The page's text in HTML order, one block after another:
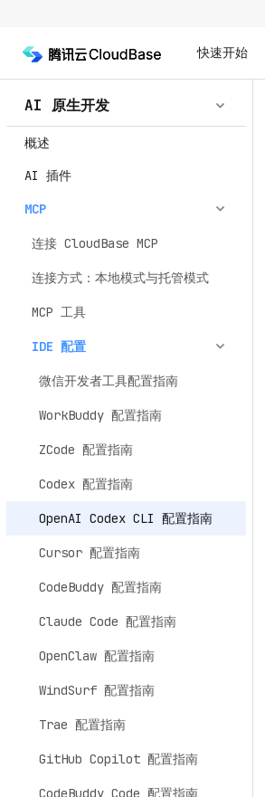
快速开始
AI 原生开发
概述
AI 插件
MCP
连接 CloudBase MCP
连接方式：本地模式与托管模式
MCP 工具
IDE 配置
微信开发者工具配置指南
WorkBuddy 配置指南
ZCode 配置指南
Codex 配置指南
OpenAI Codex CLI 配置指南
Cursor 配置指南
CodeBuddy 配置指南
Claude Code 配置指南
OpenClaw 配置指南
WindSurf 配置指南
Trae 配置指南
GitHub Copilot 配置指南
CodeBuddy Code 配置指南